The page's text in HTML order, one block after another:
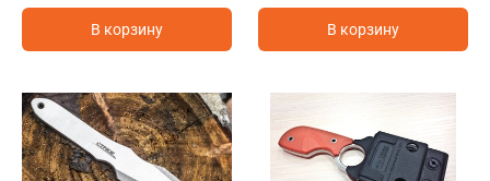
В корзину В корзину